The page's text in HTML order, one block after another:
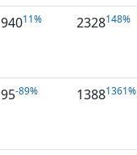
94011% 2328148%
95-89% 13881361%